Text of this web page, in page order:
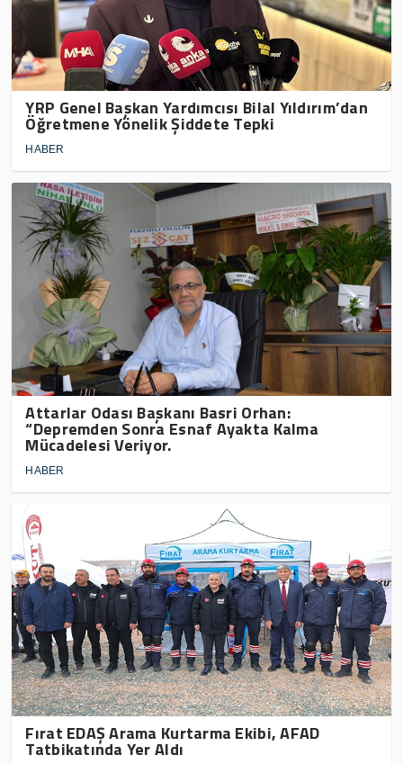
YRP Genel Başkan Yardımcısı Bilal Yıldırım’dan
Öğretmene Yönelik Şiddete Tepki
HABER
Attarlar Odası Başkanı Basri Orhan:
“Depremden Sonra Esnaf Ayakta Kalma
Mücadelesi Veriyor.
HABER
Fırat EDAŞ Arama Kurtarma Ekibi, AFAD
Tatbikatında Yer Aldı